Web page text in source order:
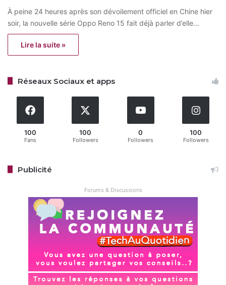
À peine 24 heures après son dévoilement officiel en Chine hier
soir, la nouvelle série Oppo Reno 15 fait déjà parler d’elle…
Lire la suite »
Réseaux Sociaux et apps
100
Fans
100
Followers
0
Followers
100
Followers
Publicité
Forums & Discussions